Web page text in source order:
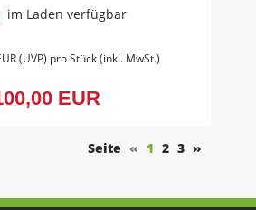
im Laden verfügbar
(UVP) pro Stück (inkl. MwSt.)
EUR
Seite « 1 2 3 »